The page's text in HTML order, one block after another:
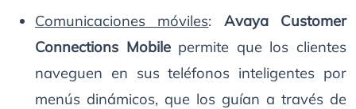
Comunicaciones móviles: Avaya Customer
Connections Mobilepermite que los clientes
naveguen en sus teléfonos inteligentes por
menús dinámicos, que los guían a través de